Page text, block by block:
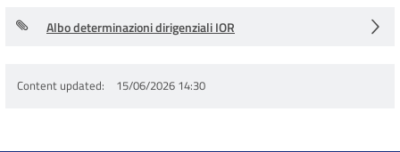
Albo determinazioni dirigenziali IOR
Content updated 15/06/2026 14:30